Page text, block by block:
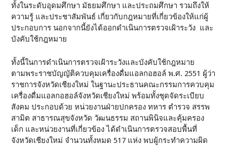
ทั้งในระดับอุดมศึกษา มัธยมศึกษา และประถมศึกษา รวมถึงให้
ความรู้ และประชาสัมพันธ์ เกี่ยวกับกฎหมายที่เกี่ยวข้องให้แก่ผู้
ประกอบการ นอกจากนี้ยังได้ออกดำเนินการตรวจเฝ้าระวัง และ
บังคับใช้กฎหมาย
ทั้งนี้ในการดำเนินการตรวจเฝ้าระวังและบังคับใช้กฎหมาย
ตามพระราชบัญญัติควบคุมเครื่องดื่มแอลกอฮอล์ พ.ศ. 2551 ผู้ว่า
ราชการจังหวัดเชียงใหม่ ในฐานะประธานคณะกรรมการควบคุม
เครื่องดื่มแอลกอฮอล์จังหวัดเชียงใหม่ พร้อมทั้งชุดจัดระเบียบ
สังคม ประกอบด้วย หน่วยงานฝ่ายปกครอง ทหาร ตำรวจ สรรพ
สามิต สาธารณสุขจังหวัด วัฒนธรรม สถานพินิจและคุ้มครอง
เด็ก และหน่วยงานที่เกี่ยวข้อง ได้ดำเนินการตรวจสอบพื้นที่
จังหวัดเชียงใหม่ จำนวนทั้งหมด 517 แห่ง พบผู้กระทำความผิด